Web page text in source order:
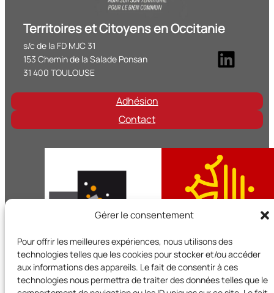
Gérer le consentement
Pour offrir les meilleures expériences, nous utilisons des
technologies telles que les cookies pour stocker et/ou accéder
aux informations des appareils. Le fait de consentir à ces
technologies nous permettra de traiter des données telles que le
Territoires et Citoyens en Occitanie
s/c de la FD MJC 31
153 Chemin de la Salade Ponsan
31 400 TOULOUSE
Adhésion
Contact
Territoires et Citoyens en Occitanie est un réseau régional